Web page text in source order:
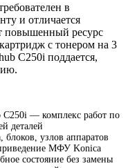
в
и отличается
повышенный ресурс
с тонером на 3
C250i поддается,
— комплекс работ по
деталей
узлов аппаратов
МФУ Konica
состояние без замены